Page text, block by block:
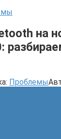
на
Проблемы